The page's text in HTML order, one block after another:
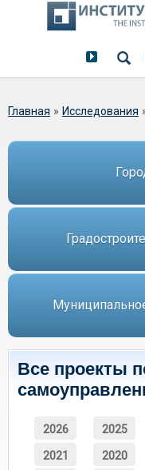
Вы здесь
Главная » Исследования
Все проекты
2026 2025
2021 2020